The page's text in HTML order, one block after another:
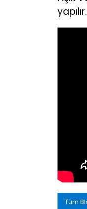
yapılır.
Tüm